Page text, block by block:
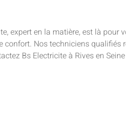
expert en la matière, est là pour
confort. Nos techniciens qualifiés
Bs Electricite à Rives en